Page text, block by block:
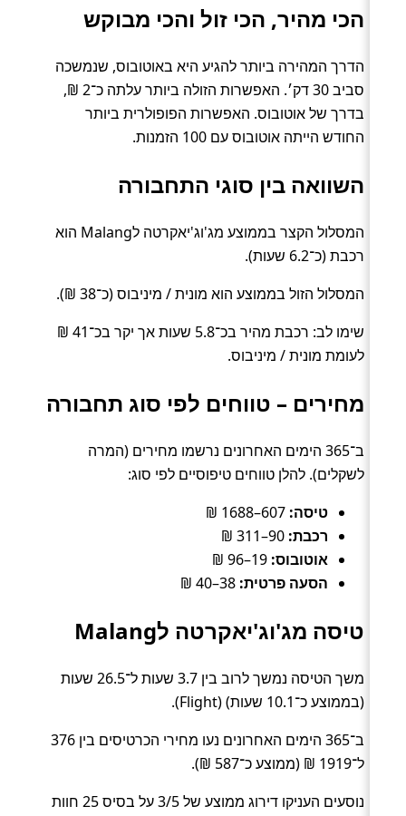
הכי מהיר, הכי זול והכי מבוקש
הדרך המהירה ביותר להגיע היא באוטובוס, שנמשכה
סביב 30 דק׳. האפשרות הזולה ביותר עלתה כ־2 ₪,
בדרך של אוטובוס. האפשרות הפופולרית ביותר
החודש הייתה אוטובוס עם 100 הזמנות.
השוואה בין סוגי התחבורה
המסלול הקצר בממוצע מג'וג'יאקרטה לMalang הוא
רכבת (כ־6.2 שעות).
המסלול הזול בממוצע הוא מונית / מיניבוס (כ־38 ₪).
שימו לב: רכבת מהיר בכ־5.8 שעות אך יקר בכ־41 ₪
לעומת מונית / מיניבוס.
מחירים – טווחים לפי סוג תחבורה
ב־365 הימים האחרונים נרשמו מחירים (המרה
לשקלים). להלן טווחים טיפוסיים לפי סוג:
טיסה:
רכבת:
אוטובוס:
הסעה פרטית:
טיסה מג'וג'יאקרטה לMalang
משך הטיסה נמשך לרוב בין 3.7 שעות ל־26.5 שעות
(בממוצע כ־10.1 שעות) (Flight).
ב־365 הימים האחרונים נעו מחירי הכרטיסים בין 376
ל־1919 ₪ (ממוצע כ־587 ₪).
נוסעים העניקו דירוג ממוצע של 3/5 על בסיס 25 חוות